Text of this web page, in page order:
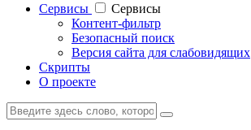
Cервисы
Cервисы
Контент-фильтр
Безопасный поиск
Версия сайта для слабовидящих
Скрипты
О проекте